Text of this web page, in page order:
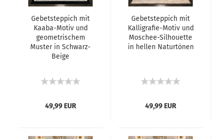
Gebetsteppich mit
Kaaba-Motiv und
geometrischem
Muster in Schwarz-
Beige
49,99 EUR
Gebetsteppich mit
Kalligrafie-Motiv und
Moschee-Silhouette
in hellen Naturtönen
49,99 EUR